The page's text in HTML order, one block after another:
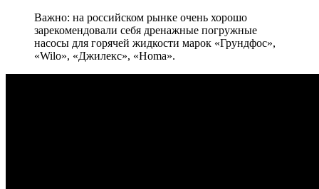
Важно: на российском рынке очень хорошо
зарекомендовали себя дренажные погружные
насосы для горячей жидкости марок «Грундфос»,
«Wilo», «Джилекс», «Homa».